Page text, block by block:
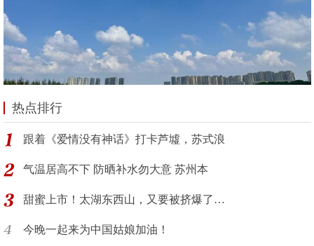
热点排行
跟着《爱情没有神话》打卡芦墟，苏式浪
气温居高不下 防晒补水勿大意 苏州本
甜蜜上市！太湖东西山，又要被挤爆了…
今晚一起来为中国姑娘加油！